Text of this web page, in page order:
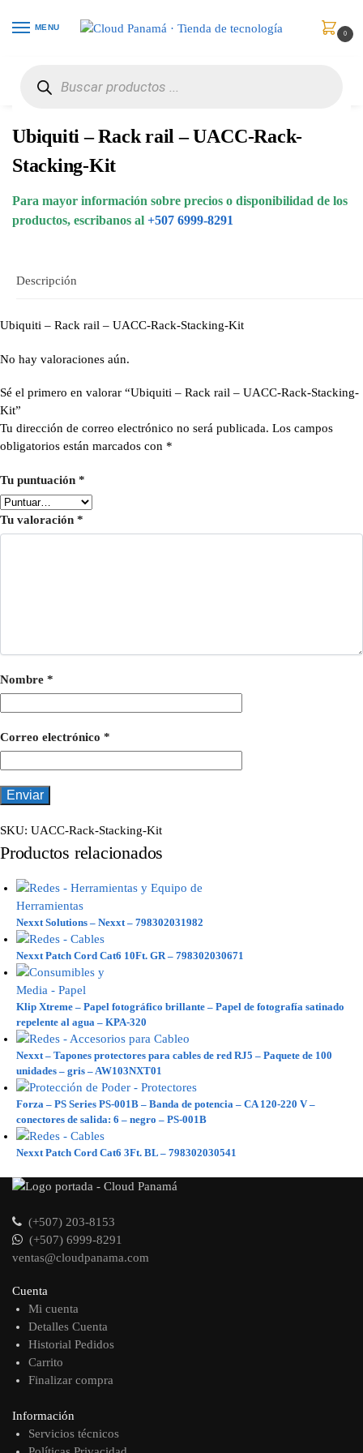
MENU
0
Ubiquiti – Rack rail – UACC-Rack-
Stacking-Kit
Para mayor información sobre precios o disponibilidad de los
productos, escribanos al +507 6999-8291
Descripción
Ubiquiti – Rack rail – UACC-Rack-Stacking-Kit
No hay valoraciones aún.
Sé el primero en valorar “Ubiquiti – Rack rail – UACC-Rack-Stacking-
Kit”
Tu dirección de correo electrónico no será publicada. Los campos
obligatorios están marcados con *
Tu puntuación *
Tu valoración *
Nombre *
Correo electrónico *
SKU: UACC-Rack-Stacking-Kit
Productos relacionados
Nexxt Solutions – Nexxt – 798302031982
Nexxt Patch Cord Cat6 10Ft. GR – 798302030671
Klip Xtreme – Papel fotográfico brillante – Papel de fotografía satinado
repelente al agua – KPA-320
Nexxt – Tapones protectores para cables de red RJ5 – Paquete de 100
unidades – gris – AW103NXT01
Forza – PS Series PS-001B – Banda de potencia – CA 120-220 V –
conectores de salida: 6 – negro – PS-001B
Nexxt Patch Cord Cat6 3Ft. BL – 798302030541
(+507) 203-8153
(+507) 6999-8291
ventas@cloudpanama.com
Cuenta
Mi cuenta
Detalles Cuenta
Historial Pedidos
Carrito
Finalizar compra
Información
Servicios técnicos